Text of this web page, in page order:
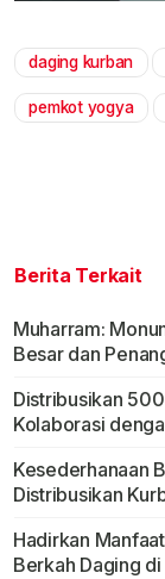
daging kurban
pemkot yogya
Berita Terkait
Muharram:
Besar dan
Distribusikan
Kolaborasi
Kesederhanaan
Distribusikan
Hadirkan
Berkah Daging